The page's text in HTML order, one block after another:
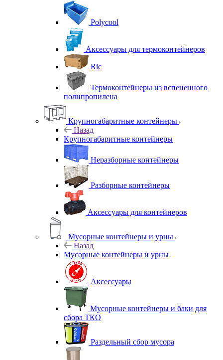
Polycool
Аксессуары для термоконтейнеров
Ric
Термоконтейнеры из вспененного
полипропилена
Крупногабаритные контейнеры
Назад
Крупногабаритные контейнеры
Неразборные контейнеры
Разборные контейнеры
Аксессуары для контейнеров
Мусорные контейнеры и урны
Назад
Мусорные контейнеры и урны
Аксессуары
Мусорные контейнеры и баки для
сбора ТКО
Раздельный сбор мусора